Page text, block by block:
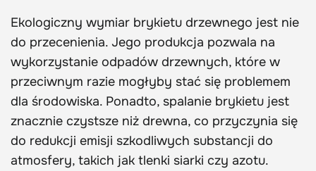
Ekologiczny wymiar brykietu drzewnego jest nie
do przecenienia. Jego produkcja pozwala na
wykorzystanie odpadów drzewnych, które w
przeciwnym razie mogłyby stać się problemem
dla środowiska. Ponadto, spalanie brykietu jest
znacznie czystsze niż drewna, co przyczynia się
do redukcji emisji szkodliwych substancji do
atmosfery, takich jak tlenki siarki czy azotu.